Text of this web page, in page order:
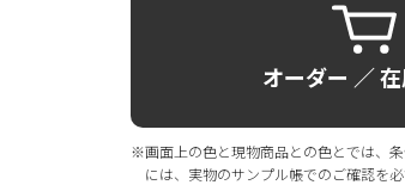
オーダー ／
※画面上の色と現物商品との色とでは、
には、実物のサンプル帳でのご確認を必